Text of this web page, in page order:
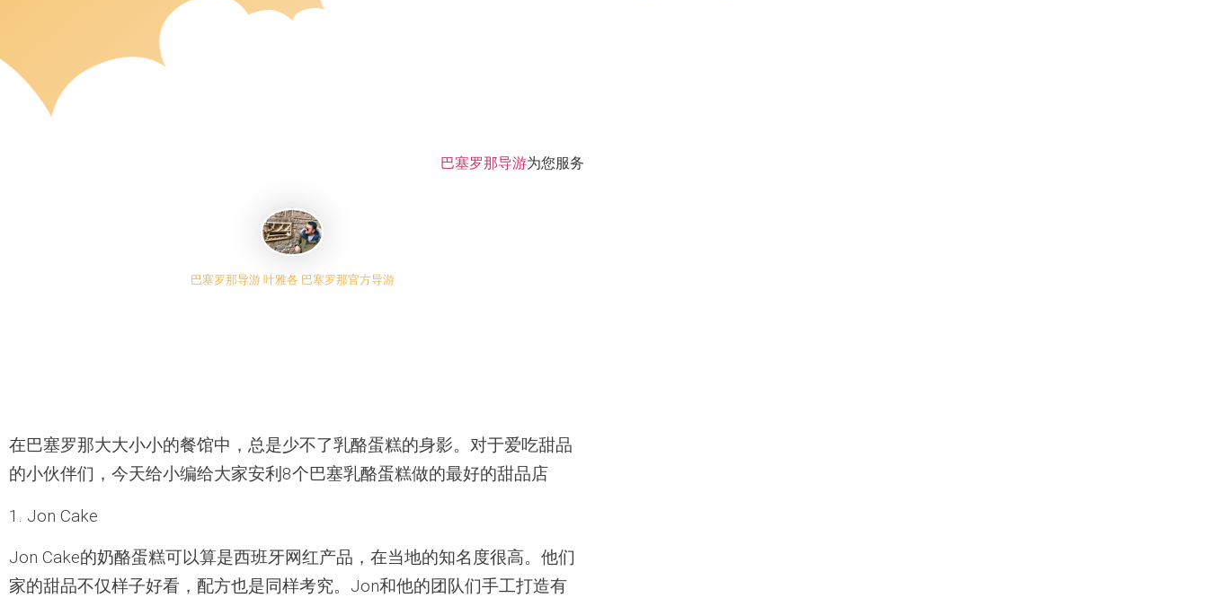
巴塞罗那导游为您服务
巴塞罗那导游 叶雅各 巴塞罗那官方导游
在巴塞罗那大大小小的餐馆中，总是少不了乳酪蛋糕的身影。对于爱吃甜品
的小伙伴们，今天给小编给大家安利8个巴塞乳酪蛋糕做的最好的甜品店
1. Jon Cake
Jon Cake的奶酪蛋糕可以算是西班牙网红产品，在当地的知名度很高。他们
家的甜品不仅样子好看，配方也是同样考究。Jon和他的团队们手工打造有